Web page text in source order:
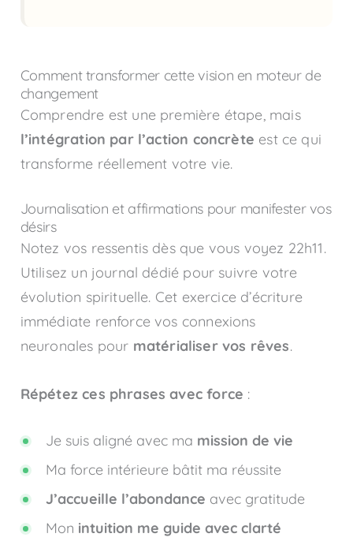
Comment transformer cette vision en moteur de
changement
Comprendre est une première étape, mais
l’intégration par l’action concrète est ce qui
transforme réellement votre vie.
Journalisation et affirmations pour manifester vos
désirs
Notez vos ressentis dès que vous voyez 22h11.
Utilisez un journal dédié pour suivre votre
évolution spirituelle. Cet exercice d’écriture
immédiate renforce vos connexions
neuronales pour matérialiser vos rêves.
Répétez ces phrases avec force :
Je suis aligné avec ma mission de vie
Ma force intérieure bâtit ma réussite
J’accueille l’abondance avec gratitude
Mon intuition me guide avec clarté